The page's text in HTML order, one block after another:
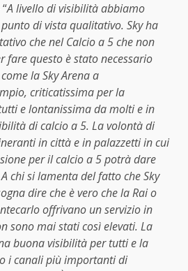
A livello di visibilità abbiamo
di vista qualitativo. Sky ha
che nel Calcio a 5 che non
fare questo è stato necessario
la Sky Arena a
criticatissima per la
e lontanissima da molti e in
di calcio a 5. La volontà di
in città e in palazzetti in cui
per il calcio a 5 potrà dare
chi si lamenta del fatto che Sky
dire che è vero che la Rai o
offrivano un servizio in
sono mai stati così elevati. La
buona visibilità per tutti e la
i canali più importanti di